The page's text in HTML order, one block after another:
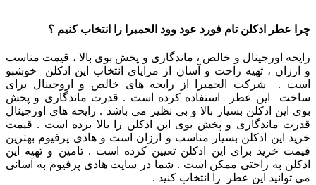
چرا عطر ادکلن تام فورد عود وود الحمبرا را انتخاب کنیم ؟
رایحه اورجینال و خالص ، ماندگاری و پخش بوی بالا ، قیمت مناسب
و ارزان ، تهیه راحت و آسان از مزایای انتخاب این ادکلن خوشبو
است . شرکت الحمبرا از رایحه های خالص و اروجینال برای
ساخت این عطر استفاده کرده است . قدرت ماندگاری و پخش
بوی این ادکلن بسیار بالا و بی نظیر می باشد . رایحه های اورجینال
قدرت ماندگاری و پخش بوی این ادکلن را بالا برده است . قیمت
خرید این ادکلن بسیار مناسب و ارزان است و هادی پرفیوم بهترین
قیمت خرید برای این ادکلن تعیین کرده است . تامین و تهیه این
ادکلن به راحتی ممکن است . شما در سایت هادی پرفیوم به آسانی
می توانید این عطر را انتخاب کنید .